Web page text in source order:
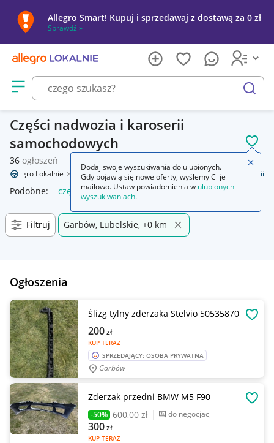
Allegro Smart! Kupuj i sprzedawaj z dostawą za 0 zł
Sprawdź »
Otwórz menu z kategoriami
szukaj
Części nadwozia i karoserii
samochodowych
36 ogłoszeń
Allegro Lokalnie Motoryzacja Części samochodowe Części karoserii
Podobne: części karoserii
Filtruj Garbów, Lubelskie, +0 km
Ogłoszenia
Ślizg tylny zderzaka Stelvio 50535870
KUP TERAZ
200zł
SPRZEDAJĄCY: OSOBA PRYWATNA
Garbów
Zderzak przedni BMW M5 F90
-50% 600,00 zł do negocjacji
KUP TERAZ
300zł
Dodaj swoje wyszukiwania do ulubionych.
Gdy pojawią się nowe oferty, wyślemy Ci je
mailowo. Ustaw powiadomienia w ulubionych
wyszukiwaniach.